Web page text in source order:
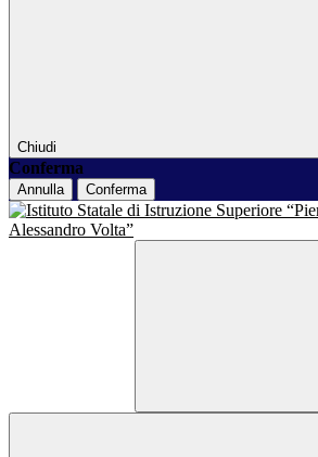
Chiudi
Conferma
Annulla Conferma